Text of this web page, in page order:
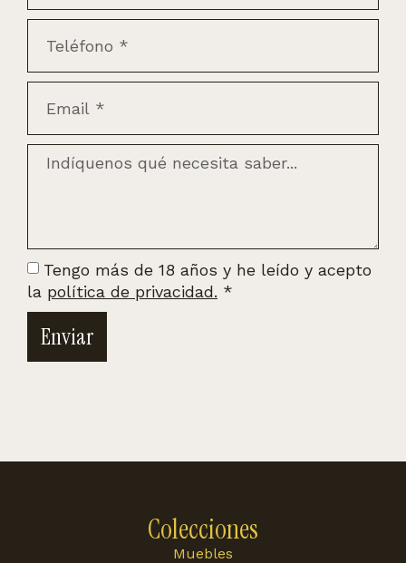
Tengo más de 18 años y he leído y acepto
la política de privacidad. *
Enviar
Colecciones
Muebles